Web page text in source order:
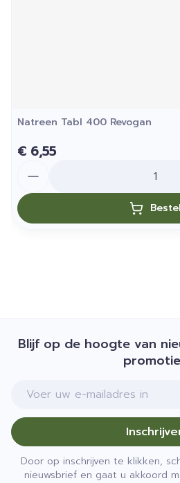
Natreen Tabl 400 Revogan
€ 6,55
Bestel
Blijf op de hoogte van
E-mail adres
Door op inschrijven te klikken,
nieuwsbrief en gaat u akkoord